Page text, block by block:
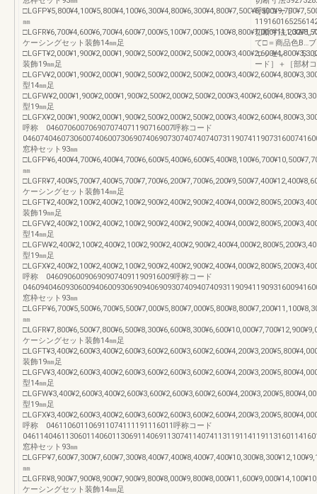
㎜
ケーシングセット装飾14㎜足
装飾19㎜足
型14㎜足
型19㎜足
呼称 046070600706907074071190716007呼称コード
窓枠セット93㎜
㎜
ケーシングセット装飾14㎜足
装飾19㎜足
型14㎜足
型19㎜足
呼称 046090600906909074091190916009呼称コード
窓枠セット93㎜
㎜
ケーシングセット装飾14㎜足
装飾19㎜足
型14㎜足
型19㎜足
呼称 046110601106911074111191116011呼称コード
窓枠セット93㎜
㎜
ケーシングセット装飾14㎜足
呼称コード
切断寸法
て□＝商品色B…
エッセン S…シ
ード］＋［部材